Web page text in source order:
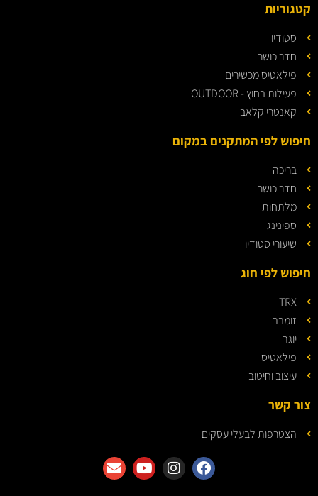
קטגוריות
סטודיו
חדר כושר
פילאטיס מכשירים
פעילות בחוץ - OUTDOOR
קאנטרי קלאב
חיפוש לפי המתקנים במקום
בריכה
חדר כושר
מלתחות
ספינינג
שיעורי סטודיו
חיפוש לפי חוג
TRX
זומבה
יוגה
פילאטיס
עיצוב וחיטוב
צור קשר
הצטרפות לבעלי עסקים